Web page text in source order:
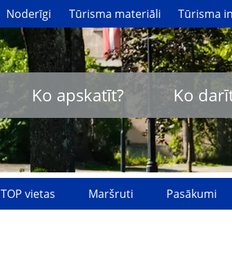
Noderīgi Tūrisma materiāli Tūrisma
Ko apskatīt? Ko
TOP vietas Maršruti Pasākumi